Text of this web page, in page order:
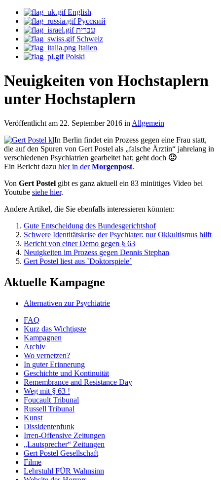
English
Русский
עברית
Schweiz
Italien
Polski
Neuigkeiten von Hochstaplern
unter Hochstaplern
Veröffentlicht am 22. September 2016 in Allgemein
In Berlin findet ein Prozess gegen eine Frau statt,
die auf den Spuren von Gert Postel als „falsche Ärztin“ jahrelang in
verschiedenen Psychiatrien gearbeitet hat; geht doch 🙂
Ein Bericht dazu hier in derMorgenpost.
Von Gert Postel gibt es ganz aktuell ein 83 minütiges Video bei
Youtube siehe hier.
Andere Artikel, die Sie ebenfalls interessieren könnten:
Gute Entscheidung des Bundesgerichtshof
Schwere Identitätskrise der Psychiater: nur Okkultismus hilft
Bericht von einer Demo gegen § 63
Neuigkeiten im Prozess gegen Dennis Stephan
Gert Postel liest aus `Doktorspiele´
Aktuelle Kampagne
Alternativen zur Psychiatrie
FAQ
Kurz das Wichtigste
Kampagnen
Archiv
Wo vernetzen?
In guter Erinnerung
Geschichte und Kontinuität
Remembrance and Resistance Day
Weg mit § 63 !
Foucault Tribunal
Russell Tribunal
Kunst
Dissidentenfunk
Irren-Offensive Zeitungen
„Lautsprecher“ Zeitungen
Gert Postel Gesellschaft
Filme
Lehrstuhl FÜR Wahnsinn